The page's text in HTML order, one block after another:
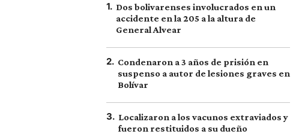
1. Dos bolivarenses involucrados en un
accidente en la 205 a la altura de
General Alvear
2. Condenaron a 3 años de prisión en
suspenso a autor de lesiones graves en
Bolívar
3. Localizaron a los vacunos extraviados y
fueron restituidos a su dueño